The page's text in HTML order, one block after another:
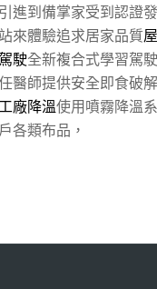
進到備掌家受到認證
來體驗追求居家品質
駛全新複合式學習駕
醫師提供安全即食破
廠降溫使用噴霧降溫
各類布品，